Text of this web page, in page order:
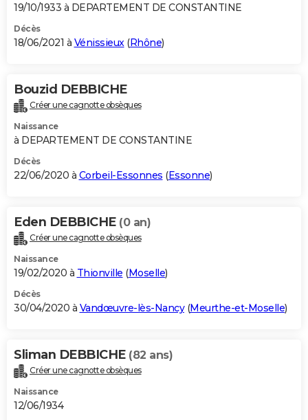
19/10/1933 à DEPARTEMENT DE CONSTANTINE
Décès
18/06/2021 à Vénissieux(Rhône)
Bouzid DEBBICHE
Créer une cagnotte obsèques
Naissance
à DEPARTEMENT DE CONSTANTINE
Décès
22/06/2020 à Corbeil-Essonnes (Essonne)
Eden DEBBICHE (0 an)
Créer une cagnotte obsèques
Naissance
19/02/2020 à Thionville (Moselle)
Décès
30/04/2020 à Vandœuvre-lès-Nancy(Meurthe-et-Moselle)
Sliman DEBBICHE (82 ans)
Créer une cagnotte obsèques
Naissance
12/06/1934